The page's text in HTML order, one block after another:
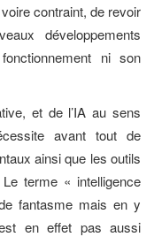
contraint, de revoir
développements
ni son
et de l’IA au sens
avant tout de
ainsi que les outils
terme « intelligence
fantasme mais en y
en effet pas aussi